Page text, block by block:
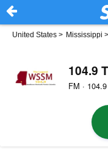
United States > Mississippi >
104.9
FM · 104.9